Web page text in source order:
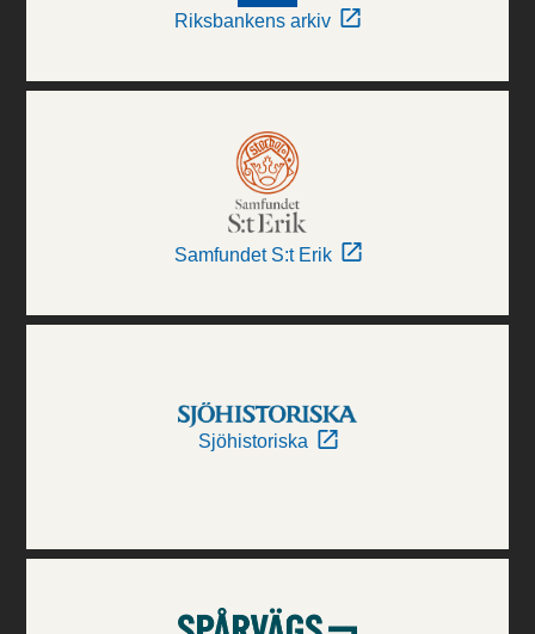
Riksbankens arkiv
Samfundet S:t Erik
Sjöhistoriska